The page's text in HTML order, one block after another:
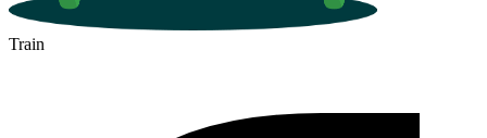
Train